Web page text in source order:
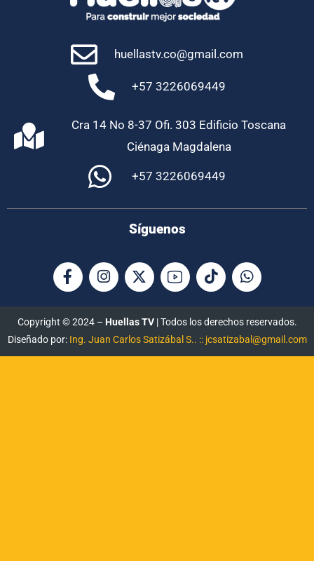
huellastv.co@gmail.com
+57 3226069449
Cra 14 No 8-37 Ofi. 303 Edificio Toscana
Ciénaga Magdalena
+57 3226069449
Síguenos
Copyright © 2024 – Huellas TV| Todos los derechos reservados.
Diseñado por: Ing. Juan Carlos Satizábal S.. :: jcsatizabal@gmail.com